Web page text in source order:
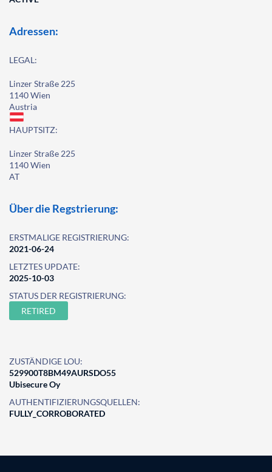
Adressen:
LEGAL:
Linzer Straße 225
1140 Wien
Austria
HAUPTSITZ:
Linzer Straße 225
1140 Wien
AT
Über die Regstrierung:
ERSTMALIGE REGISTRIERUNG:
2021-06-24
LETZTES UPDATE:
2025-10-03
STATUS DER REGISTRIERUNG:
RETIRED
ZUSTÄNDIGE LOU:
529900T8BM49AURSDO55
Ubisecure Oy
AUTHENTIFIZIERUNGSQUELLEN:
FULLY_CORROBORATED